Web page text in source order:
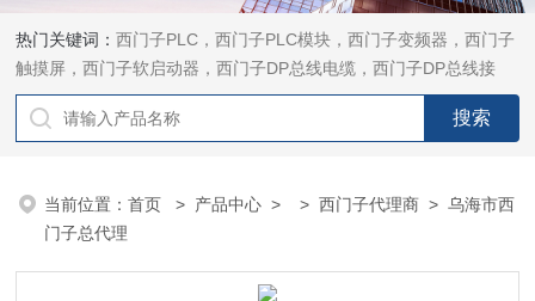
热门关键词：西门子PLC，西门子PLC模块，西门子变频器，西门子
触摸屏，西门子软启动器，西门子DP总线电缆，西门子DP总线接
头，西门子CP通讯网卡，西门子数控系统及停产备件
当前位置：首页 > 产品中心 > >西门子代理商 > 乌海市西
门子总代理